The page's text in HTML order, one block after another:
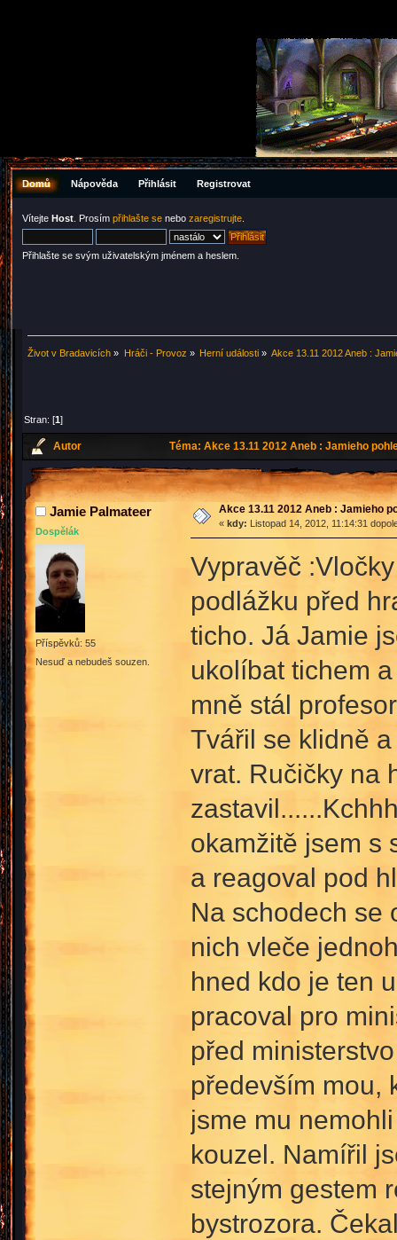
Domů Nápověda Přihlásit Registrovat
Vítejte Host . Prosím přihlašte se nebo zaregistrujte
Přihlašte se svým uživatelským jménem a heslem.
Život v Bradavicích » Hráči - Provoz » Herní události» Akce 13.11 2012 Aneb :
Stran: [1]
Autor Téma: Akce 13.11 2012 Aneb : Jamieho
Jamie Palmateer
Dospělák
Příspěvků: 55
Nesuď a nebudeš souzen.
Akce 13.11 2012 Aneb : Jamieho
« kdy: Listopad 14, 2012, 11:14:31
Vypravěč
podlážku před
ticho. Já Jamie
ukolíbat tichem
mně stál
Tvářil se klidně
vrat. Ručičky na
okamžitě jsem s
a reagoval pod
Na schodech se
nich vleče
hned kdo je ten
pracoval pro
před
především mou,
jsme mu
kouzel. Namířil
stejným gestem
bystrozora.